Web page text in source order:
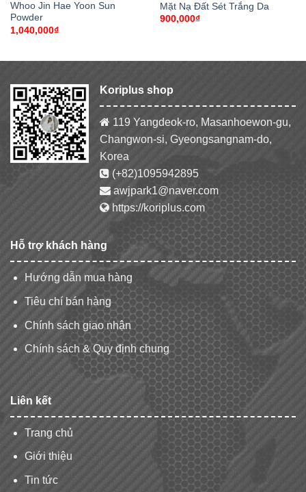
Whoo Jin Hae Yoon Sun
Powder
1,040,000₫
Mặt Nạ Đất Sét Trắng Da
900,000₫
Koriplus shop
119 Yangdeok-ro, Masanhoewon-gu,
Changwon-si, Gyeongsangnam-do,
Korea
(+82)1095942895
awjpark1@naver.com
https://koriplus.com
Hỗ trợ khách hàng
Hướng dẫn mua hàng
Tiêu chí bán hàng
Chính sách giao nhận
Chính sách & Quy định chung
Liên kết
Trang chủ
Giới thiệu
Tin tức